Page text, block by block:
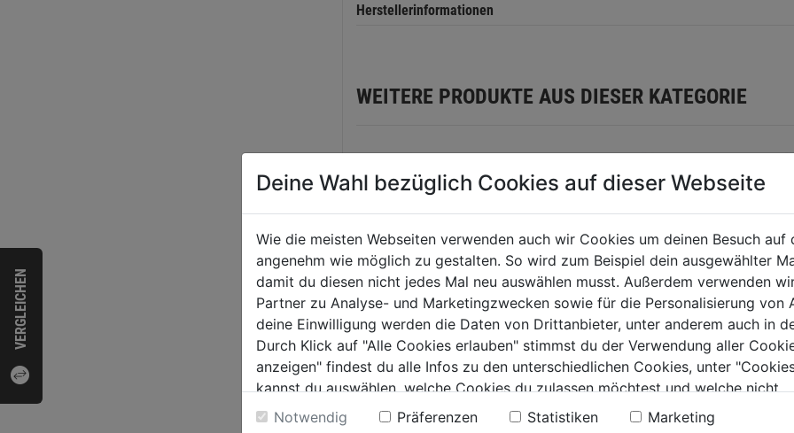
VERGLEICHEN
Herstellerinformationen
WEITERE PRODUKTE AUS DIESER KATEGORIE
Akku-Bohrschrauber
M18FDD3-0X FUEL
0.0 (0)
Akku-Bohrschrauber
M18 M18BLDDRC-
202C
(0)
0.0
Akku-
M18
Deine Wahl bezüglich Cookies auf dieser Webseite
Wie die meisten Webseiten verwenden auch wir Cookies um deinen Besuch auf
angenehm wie möglich zu gestalten. So wird zum Beispiel dein ausgewählter
damit du diesen nicht jedes Mal neu auswählen musst. Außerdem verwenden
Partner zu Analyse- und Marketingzwecken sowie für die Personalisierung von
deine Einwilligung werden die Daten von Drittanbieter, unter anderem auch in
Durch Klick auf "Alle Cookies erlauben" stimmst du der Verwendung aller
anzeigen" findest du alle Infos zu den unterschiedlichen Cookies, unter
kannst du auswählen, welche Cookies du zulassen möchtest und welche nicht.
Weitere Informationen findest du in unserer Datenschutzerklärung
Notwendig Präferenzen Statistiken Marketing